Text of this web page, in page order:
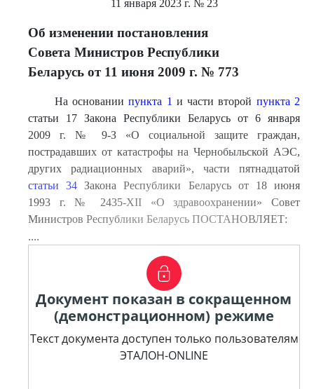
11 января 2023 г. № 23
Об изменении постановления
Совета Министров Республики
Беларусь от 11 июня 2009 г. № 773
На основаниипункта 1 и части второй пункта 2
статьи 17 Закона Республики Беларусь от 6 января
2009 г. № 9-З «О социальной защите граждан,
пострадавших от катастрофы на Чернобыльской АЭС,
других радиационных аварий», части пятнадцатой
статьи 34 Закона Республики Беларусь от 18 июня
1993 г. № 2435-XII «О здравоохранении» Совет
Министров Республики Беларусь ПОСТАНОВЛЯЕТ:
....
Документ показан в сокращенном
(демонстрационном) режиме
Текст документа доступен только пользователям
ЭТАЛОН-ONLINE